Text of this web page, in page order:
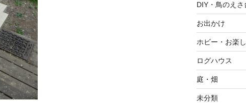
DIY・鳥のえさ
お出かけ
ホビー・お楽
ログハウス
庭・畑
未分類